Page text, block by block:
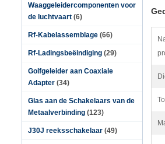
Waaggeleidercomponenten voor
de luchtvaart (6)
Rf-Kabelassemblage (66)
Rf-Ladingsbeëindiging (29)
Golfgeleider aan Coaxiale
Adapter (34)
Glas aan de Schakelaars van de
Metaalverbinding (123)
J30J reeksschakelaar (49)